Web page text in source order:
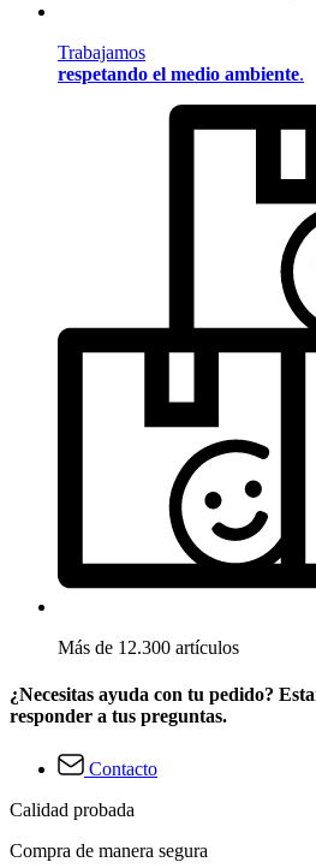
Trabajamos
respetando el medio ambiente.
Más de 12.300 artículos
¿Necesitas ayuda con tu pedido?
responder a tus preguntas.
Contacto
Calidad probada
Compra de manera segura